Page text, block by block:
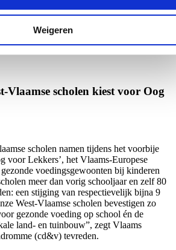
Weigeren
te raadplegen
Vlaamse scholen kiest voor Oog
scholen namen tijdens het voorbije
voor Lekkers’, het Vlaams-Europese
voedingsgewoonten bij kinderen
meer dan vorig schooljaar en zelf 80
een stijging van respectievelijk bijna 9
West-Vlaamse scholen bevestigen zo
gezonde voeding op school én de
land- en tuinbouw”, zegt Vlaams
(cd&v) tevreden.